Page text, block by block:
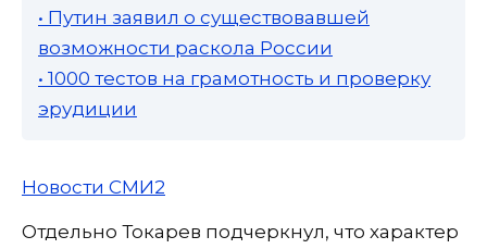
• Путин заявил о существовавшей
возможности раскола России
• 1000 тестов на грамотность и проверку
эрудиции
Новости СМИ2
Отдельно Токарев подчеркнул, что характер